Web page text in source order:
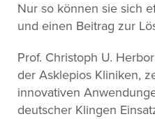
Nur so können sie sich
und einen Beitrag zur
Prof. Christoph U.
der Asklepios Kliniken,
innovativen
deutscher Klingen